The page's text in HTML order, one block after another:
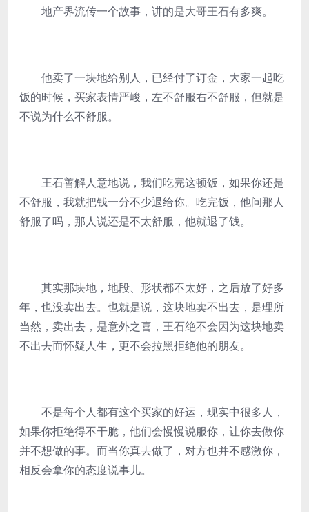
地产界流传一个故事，讲的是大哥王石有多爽。
他卖了一块地给别人，已经付了订金，大家一起吃
饭的时候，买家表情严峻，左不舒服右不舒服，但就是
不说为什么不舒服。
王石善解人意地说，我们吃完这顿饭，如果你还是
不舒服，我就把钱一分不少退给你。吃完饭，他问那人
舒服了吗，那人说还是不太舒服，他就退了钱。
其实那块地，地段、形状都不太好，之后放了好多
年，也没卖出去。也就是说，这块地卖不出去，是理所
当然，卖出去，是意外之喜，王石绝不会因为这块地卖
不出去而怀疑人生，更不会拉黑拒绝他的朋友。
不是每个人都有这个买家的好运，现实中很多人，
如果你拒绝得不干脆，他们会慢慢说服你，让你去做你
并不想做的事。而当你真去做了，对方也并不感激你，
相反会拿你的态度说事儿。